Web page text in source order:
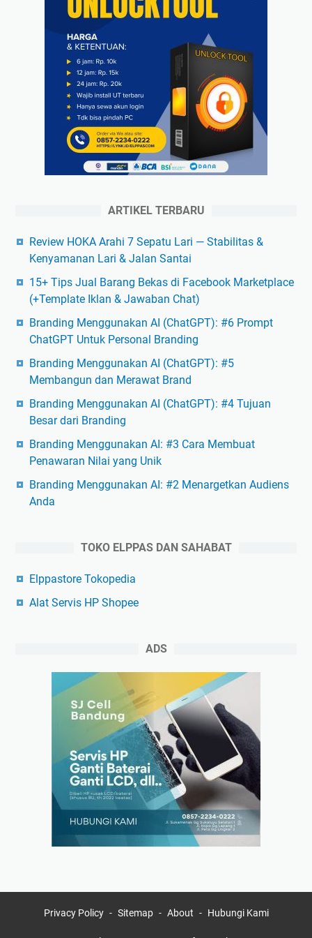
ARTIKEL TERBARU
Review HOKA Arahi 7 Sepatu Lari — Stabilitas &
Kenyamanan Lari & Jalan Santai
15+ Tips Jual Barang Bekas di Facebook Marketplace
(+Template Iklan & Jawaban Chat)
Branding Menggunakan AI (ChatGPT): #6 Prompt
ChatGPT Untuk Personal Branding
Branding Menggunakan AI (ChatGPT): #5
Membangun dan Merawat Brand
Branding Menggunakan AI (ChatGPT): #4 Tujuan
Besar dari Branding
Branding Menggunakan AI: #3 Cara Membuat
Penawaran Nilai yang Unik
Branding Menggunakan AI: #2 Menargetkan Audiens
Anda
TOKO ELPPAS DAN SAHABAT
Elppastore Tokopedia
Alat Servis HP Shopee
ADS
Privacy Policy Sitemap About Hubungi Kami